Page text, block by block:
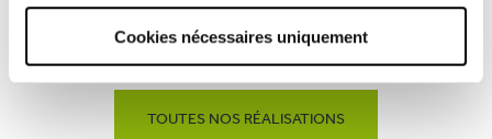
Cookies nécessaires uniquement
CUISINE MODERNE ÉLÉGANTE NOIRE ET BOIS AVEC ÎLOT CENTRAL
TOUTES NOS RÉALISATIONS